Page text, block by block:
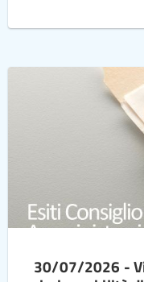
30/07/2026 -